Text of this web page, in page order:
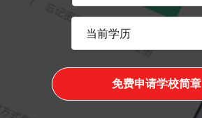
免费申请学校简章